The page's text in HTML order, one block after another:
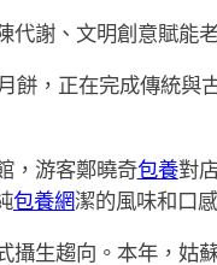
代謝、文明創意賦能
，正在完成傳統與
，游客鄭曉奇包養對
包養網潔的風味和口
攝生趨向。本年，姑